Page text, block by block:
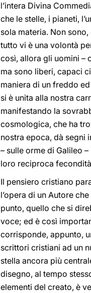
l’intera Divina
che le stelle, i pianeti,
sola materia. Non
tutto vi è una volontà
così, allora gli uomini –
ma sono liberi, capaci
maniera di un freddo
si è unita alla nostra
manifestando la
cosmologica, che ha
nostra epoca, dà segni
– sulle orme di Galileo
loro reciproca
Il pensiero cristiano
l’opera di un Autore
punto, quello che si
voce; ed è così
corrisponde, appunto,
scrittori cristiani ad un
stella ancora più
disegno, al tempo
elementi del creato, è